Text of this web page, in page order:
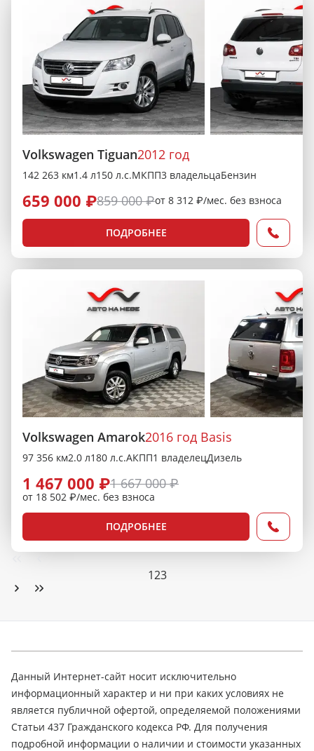
Volkswagen Tiguan2012 год
142 263 км1.4 л150 л.с.МКПП3 владельцаБензин
659 000 ₽859 000 ₽от 8 312 ₽/мес. без взноса
ПОДРОБНЕЕ
Volkswagen Amarok2016 год Basis
97 356 км2.0 л180 л.с.АКПП1 владелецДизель
1 467 000 ₽1 667 000 ₽
от 18 502 ₽/мес. без взноса
ПОДРОБНЕЕ
123
Данный Интернет-сайт носит исключительно
информационный характер и ни при каких условиях не
является публичной офертой, определяемой положениями
Статьи 437 Гражданского кодекса РФ. Для получения
подробной информации о наличии и стоимости указанных